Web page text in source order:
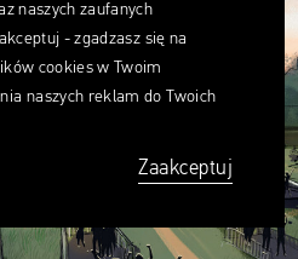
naszych zaufanych
- zgadzasz się na
cookies w Twoim
naszych reklam do Twoich
Zaakceptuj